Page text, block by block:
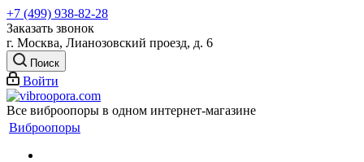
+7 (499) 938-82-28
Заказать звонок
г. Москва, Лианозовский проезд, д. 6
Поиск
Войти
Все виброопоры в одном интернет-магазине
Виброопоры